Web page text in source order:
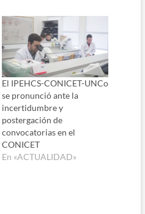
El IPEHCS-CONICET-UNCo
se pronunció ante la
incertidumbre y
postergación de
convocatorias en el
CONICET
En «ACTUALIDAD»